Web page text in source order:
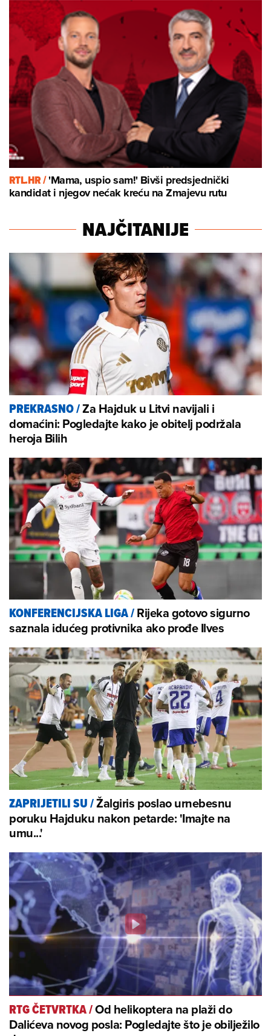
RTL.HR /'Mama, uspio sam!' Bivši predsjednički
kandidat i njegov nećak kreću na Zmajevu rutu
NAJČITANIJE
PREKRASNO/Za Hajduk u Litvi navijali i
domaćini: Pogledajte kako je obitelj podržala
heroja Bilih
KONFERENCIJSKA LIGA/Rijeka gotovo sigurno
saznala idućeg protivnika ako prođe Ilves
ZAPRIJETILI SU/Žalgiris poslao urnebesnu
poruku Hajduku nakon petarde: 'Imajte na
umu...'
RTG ČETVRTKA/Od helikoptera na plaži do
Dalićeva novog posla: Pogledajte što je obilježilo